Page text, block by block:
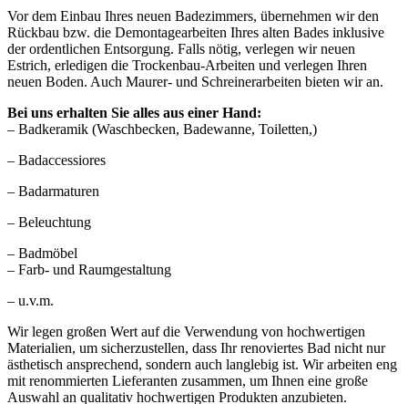
Vor dem Einbau Ihres neuen Badezimmers, übernehmen wir den
Rückbau bzw. die Demontagearbeiten Ihres alten Bades inklusive
der ordentlichen Entsorgung. Falls nötig, verlegen wir neuen
Estrich, erledigen die Trockenbau-Arbeiten und verlegen Ihren
neuen Boden. Auch Maurer- und Schreinerarbeiten bieten wir an.
Bei uns erhalten Sie alles aus einer Hand:
– Badkeramik (Waschbecken, Badewanne, Toiletten,)
– Badaccessiores
– Badarmaturen
– Beleuchtung
– Badmöbel
– Farb- und Raumgestaltung
– u.v.m.
Wir legen großen Wert auf die Verwendung von hochwertigen
Materialien, um sicherzustellen, dass Ihr renoviertes Bad nicht nur
ästhetisch ansprechend, sondern auch langlebig ist. Wir arbeiten eng
mit renommierten Lieferanten zusammen, um Ihnen eine große
Auswahl an qualitativ hochwertigen Produkten anzubieten.